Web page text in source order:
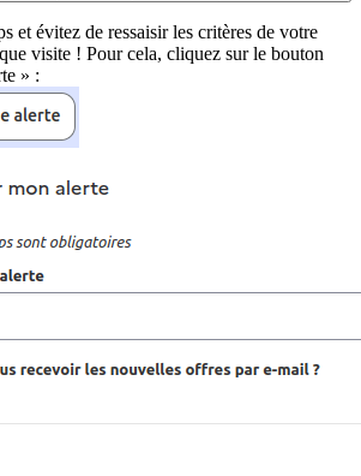
et évitez de ressaisir les critères de votre
visite ! Pour cela, cliquez sur le bouton
» :